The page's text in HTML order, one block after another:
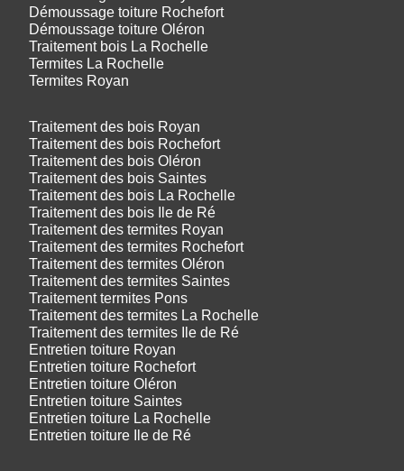
Démoussage toiture Rochefort
Démoussage toiture Oléron
Traitement bois La Rochelle
Termites La Rochelle
Termites Royan
Traitement des bois Royan
Traitement des bois Rochefort
Traitement des bois Oléron
Traitement des bois Saintes
Traitement des bois La Rochelle
Traitement des bois Ile de Ré
Traitement des termites Royan
Traitement des termites Rochefort
Traitement des termites Oléron
Traitement des termites Saintes
Traitement termites Pons
Traitement des termites La Rochelle
Traitement des termites Ile de Ré
Entretien toiture Royan
Entretien toiture Rochefort
Entretien toiture Oléron
Entretien toiture Saintes
Entretien toiture La Rochelle
Entretien toiture Ile de Ré